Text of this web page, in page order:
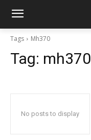
Tags Mh370
Tag: mh370
No posts to display